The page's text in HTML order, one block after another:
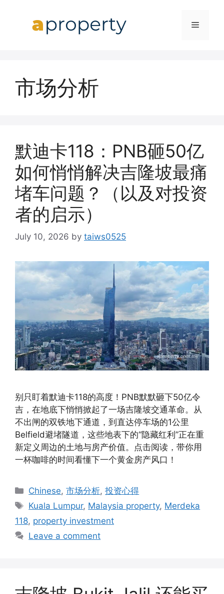
MENU
市场分析
默迪卡118：PNB砸50亿
如何悄悄解决吉隆坡最痛
堵车问题？（以及对投资
者的启示）
July 10, 2026 by taiws0525
别只盯着默迪卡118的高度！PNB默默砸下50亿令
吉，在地底下悄悄掀起了一场吉隆坡交通革命。从
不出闸的双铁地下通道，到直达停车场的1公里
Belfield避堵隧道，这些地表下的“隐藏红利”正在重
新定义周边的土地与房产价值。点击阅读，带你用
一杯咖啡的时间看懂下一个黄金房产风口！
Categories
Chinese,市场分析,投资心得
Tags
Kuala Lumpur, Malaysia property, Merdeka
118, property investment
Leave a comment